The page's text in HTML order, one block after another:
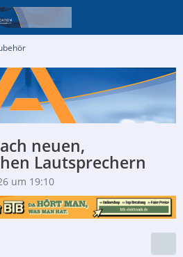
neuen,
Lautsprechern
um 19:10